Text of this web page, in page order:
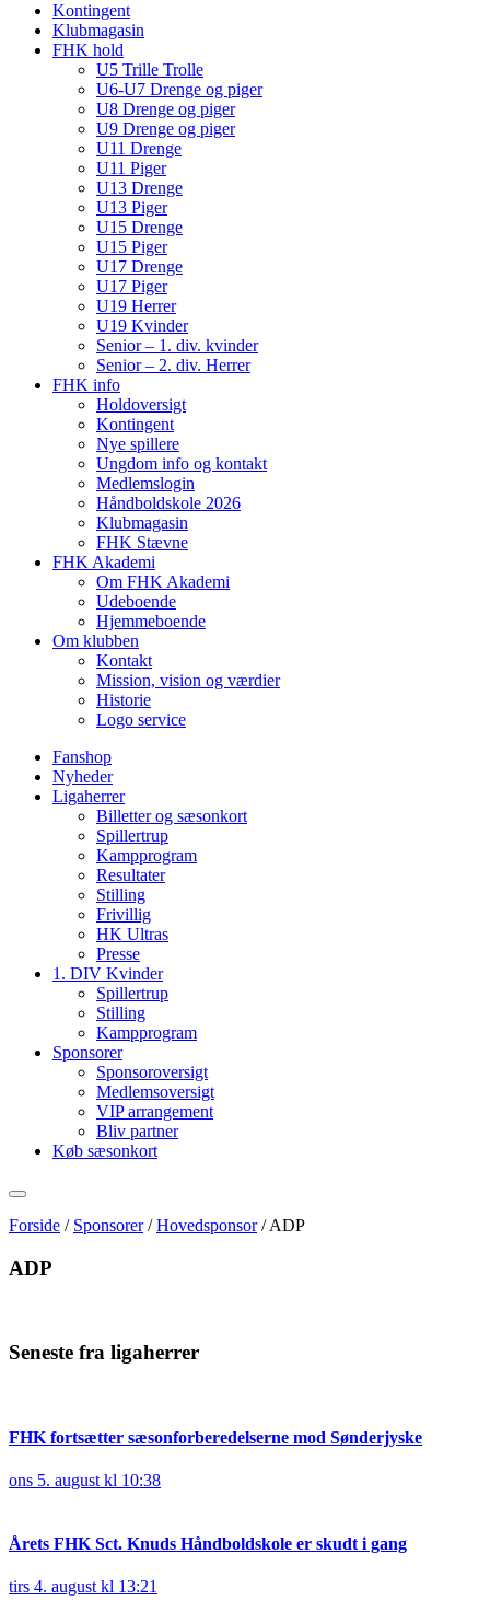
Kontingent
Klubmagasin
FHK hold
U5 Trille Trolle
U6-U7 Drenge og piger
U8 Drenge og piger
U9 Drenge og piger
U11 Drenge
U11 Piger
U13 Drenge
U13 Piger
U15 Drenge
U15 Piger
U17 Drenge
U17 Piger
U19 Herrer
U19 Kvinder
Senior – 1. div. kvinder
Senior – 2. div. Herrer
FHK info
Holdoversigt
Kontingent
Nye spillere
Ungdom info og kontakt
Medlemslogin
Håndboldskole 2026
Klubmagasin
FHK Stævne
FHK Akademi
Om FHK Akademi
Udeboende
Hjemmeboende
Om klubben
Kontakt
Mission, vision og værdier
Historie
Logo service
Fanshop
Nyheder
Ligaherrer
Billetter og sæsonkort
Spillertrup
Kampprogram
Resultater
Stilling
Frivillig
HK Ultras
Presse
1. DIV Kvinder
Spillertrup
Stilling
Kampprogram
Sponsorer
Sponsoroversigt
Medlemsoversigt
VIP arrangement
Bliv partner
Køb sæsonkort
Forside / Sponsorer/Hovedsponsor/ADP
ADP
Seneste fra ligaherrer
FHK fortsætter sæsonforberedelserne mod Sønderjyske
ons 5. august kl 10:38
Årets FHK Sct. Knuds Håndboldskole er skudt i gang
tirs 4. august kl 13:21